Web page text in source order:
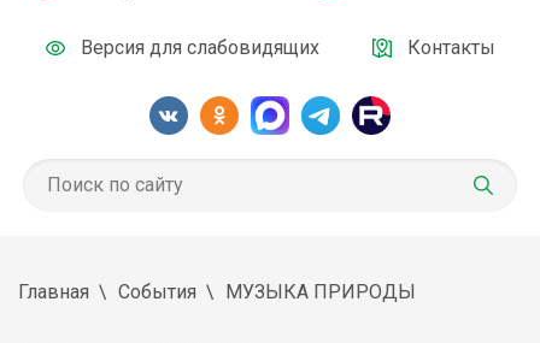
Версия для слабовидящих Контакты
Главная События МУЗЫКА ПРИРОДЫ